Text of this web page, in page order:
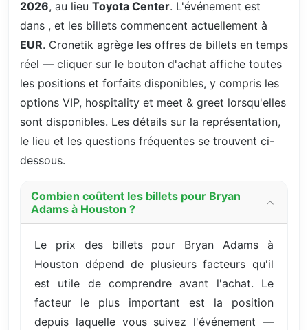
2026, au lieu Toyota Center. L'événement est
dans , et les billets commencent actuellement à
EUR. Cronetik agrège les offres de billets en temps
réel — cliquer sur le bouton d'achat affiche toutes
les positions et forfaits disponibles, y compris les
options VIP, hospitality et meet & greet lorsqu'elles
sont disponibles. Les détails sur la représentation,
le lieu et les questions fréquentes se trouvent ci-
dessous.
Combien coûtent les billets pour Bryan
Adams à Houston ?
Le prix des billets pour Bryan Adams à
Houston dépend de plusieurs facteurs qu'il
est utile de comprendre avant l'achat. Le
facteur le plus important est la position
depuis laquelle vous suivez l'événement —